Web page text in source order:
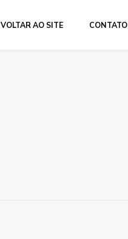
VOLTAR AO SITE CONTATO